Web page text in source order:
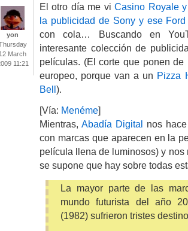
yon
12 March
11:21
El otro día me viCasino Royale
la publicidad de Sony y ese Ford
con cola… Buscando en
interesante colección de
películas. (El corte que ponen de
europeo, porque van a un Pizza
Bell).
[Vía: Menéme]
Mientras,Abadía Digital nos
con marcas que aparecen en la
película llena de luminosos) y
se supone que hay sobre todas
La mayor parte de las
mundo futurista del año
(1982) sufrieron tristes